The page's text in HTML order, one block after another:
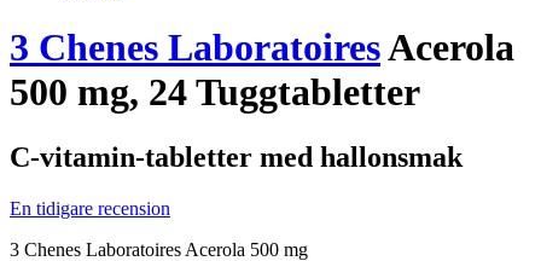
3 Chenes LaboratoiresAcerola
500 mg, 24 Tuggtabletter
C-vitamin-tabletter med hallonsmak
En tidigare recension
3 Chenes Laboratoires Acerola 500 mg